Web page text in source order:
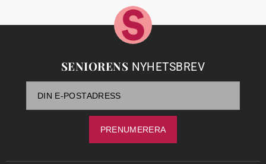
SENIORENS NYHETSBREV